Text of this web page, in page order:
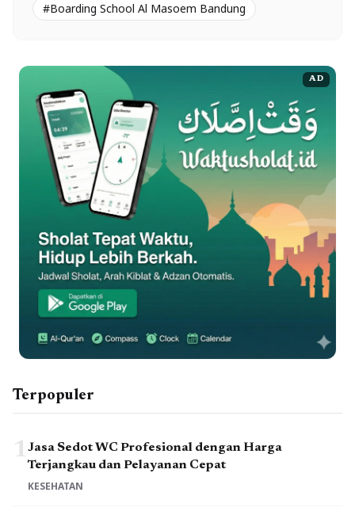
#Boarding School Al Masoem Bandung
AD
Terpopuler
1Jasa Sedot WC Profesional dengan Harga
Terjangkau dan Pelayanan Cepat
KESEHATAN